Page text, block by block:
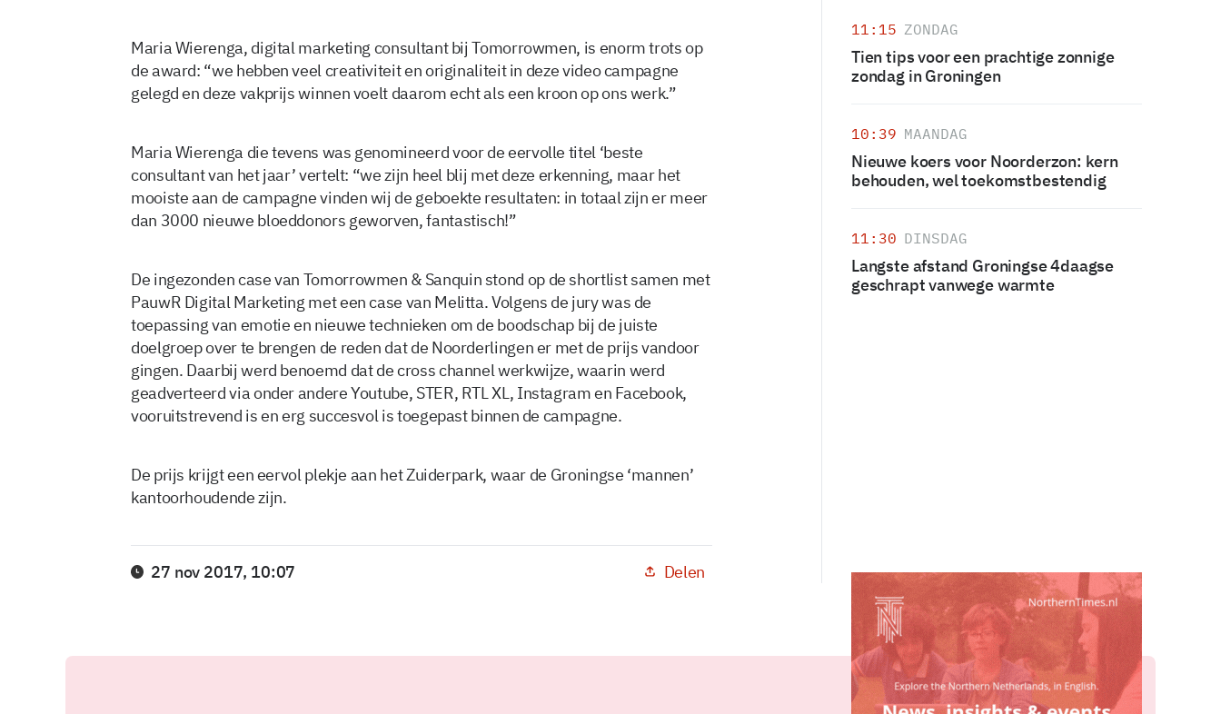
Maria Wierenga, digital marketing consultant bij Tomorrowmen, is enorm trots op
de award: “we hebben veel creativiteit en originaliteit in deze video campagne
gelegd en deze vakprijs winnen voelt daarom echt als een kroon op ons werk.”
Maria Wierenga die tevens was genomineerd voor de eervolle titel ‘beste
consultant van het jaar’ vertelt: “we zijn heel blij met deze erkenning, maar het
mooiste aan de campagne vinden wij de geboekte resultaten: in totaal zijn er meer
dan 3000 nieuwe bloeddonors geworven, fantastisch!”
De ingezonden case van Tomorrowmen & Sanquin stond op de shortlist samen met
PauwR Digital Marketing met een case van Melitta. Volgens de jury was de
toepassing van emotie en nieuwe technieken om de boodschap bij de juiste
doelgroep over te brengen de reden dat de Noorderlingen er met de prijs vandoor
gingen. Daarbij werd benoemd dat de cross channel werkwijze, waarin werd
geadverteerd via onder andere Youtube, STER, RTL XL, Instagram en Facebook,
vooruitstrevend is en erg succesvol is toegepast binnen de campagne.
De prijs krijgt een eervol plekje aan het Zuiderpark, waar de Groningse ‘mannen’
kantoorhoudende zijn.
27 nov 2017, 10:07 Delen
11:15 ZONDAG
Tien tips voor een prachtige zonnige
zondag in Groningen
10:39 MAANDAG
Nieuwe koers voor Noorderzon: kern
behouden, wel toekomstbestendig
11:30 DINSDAG
Langste afstand Groningse 4daagse
geschrapt vanwege warmte